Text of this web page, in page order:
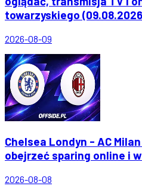
towarzyskiego
2026-08-09
Chelsea Londyn - AC
obejrzeć sparing online i
2026-08-08